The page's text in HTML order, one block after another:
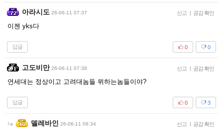
아라시도 26-06-11 07:37 신고 | 공감 확인
이젠 yks다
답글 0
0
고도비만 26-06-11 07:38 신고 | 공감 확인
연세대는 정상이고 고려대놈들 뮈하는놈들이야?
답글 3
0
델레바인 26-06-11 08:34 신고 | 공감 확인